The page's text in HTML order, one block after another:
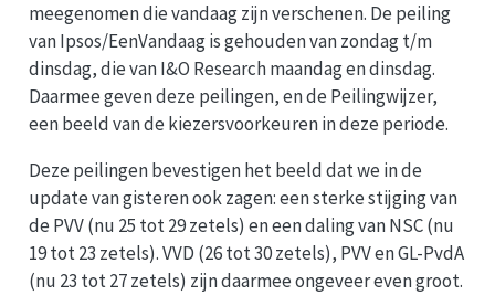
meegenomen die vandaag zijn verschenen. De peiling
van Ipsos/EenVandaag is gehouden van zondag t/m
dinsdag, die van I&O Research maandag en dinsdag.
Daarmee geven deze peilingen, en de Peilingwijzer,
een beeld van de kiezersvoorkeuren in deze periode.
Deze peilingen bevestigen het beeld dat we in de
update van gisteren ook zagen: een sterke stijging van
de PVV (nu 25 tot 29 zetels) en een daling van NSC (nu
19 tot 23 zetels). VVD (26 tot 30 zetels), PVV en GL-PvdA
(nu 23 tot 27 zetels) zijn daarmee ongeveer even groot.